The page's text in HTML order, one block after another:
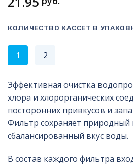
КОЛИЧЕСТВО КАССЕТ В
1 2
Эффективная очистка
хлора и хлорорганических
посторонних привкусов и
Фильтр сохраняет природный
сбалансированный вкус воды.
В состав каждого фильтра